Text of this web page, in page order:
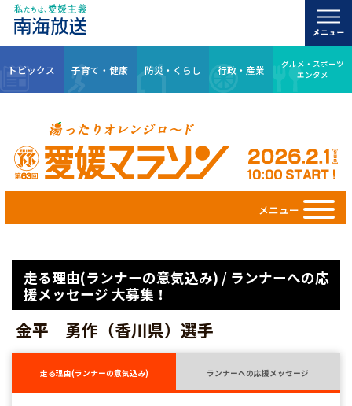
トピックス 子育て・健康 防災・くらし 行政・産業
グルメ・スポーツ
エンタメ
メニュー
走る理由(ランナーの意気込み) / ランナーへの応
援メッセージ 大募集！
金平 勇作（香川県）選手
走る理由(ランナーの意気込み) ランナーへの応援メッセージ